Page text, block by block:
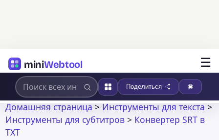
miniWebtool ☰
Поделиться
Домашняя страница>Инструменты для текста>
Инструменты для субтитров > Конвертер SRT в
TXT